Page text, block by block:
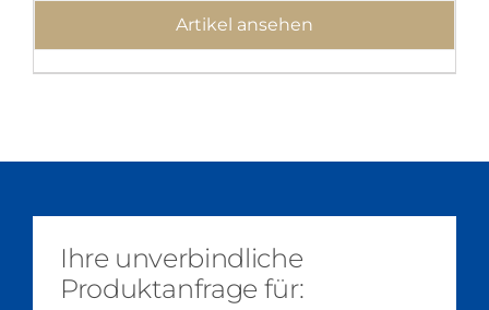
Artikel ansehen
Ihre unverbindliche
Produktanfrage für: